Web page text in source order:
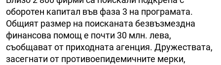
оборотен капитал във фаза 3 на програмата.
Общият размер на поисканата безвъзмездна
финансова помощ е почти 30 млн. лева,
съобщават от приходната агенция. Дружествата,
засегнати от противоепидемичните мерки,